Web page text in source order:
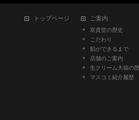
トップページ ご案内
富貴堂の歴史
こだわり
餡ができるまで
店舗のご案内
生クリーム大福の
マスコミ紹介履歴